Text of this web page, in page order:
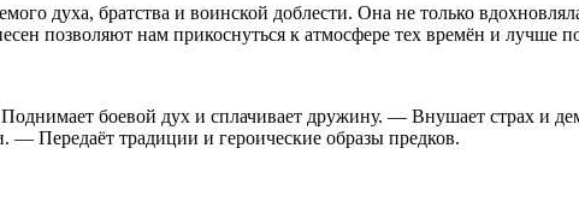
духа, братства и воинской доблести. Она не только
позволяют нам прикоснуться к атмосфере тех времён и лучше
боевой дух и сплачивает дружину. — Внушает страх и
Передаёт традиции и героические образы предков.